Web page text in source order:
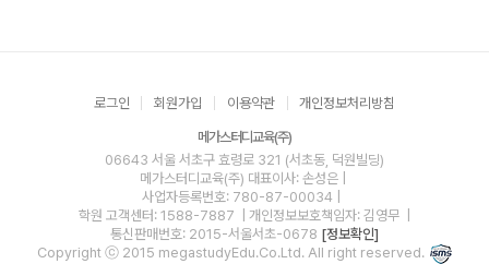
로그인 회원가입 이용약관 개인정보처리방침
메가스터디교육(주)
06643 서울 서초구 효령로 321 (서초동, 덕원빌딩)
메가스터디교육(주) 대표이사: 손성은 |
사업자등록번호: 780-87-00034
학원 고객센터: 1588-7887
| 개인정보보호책임자: 김영무
통신판매번호: 2015-서울서초-0678 [정보확인]
Copyright ⓒ 2015 megastudyEdu.Co.Ltd. All right reserved.